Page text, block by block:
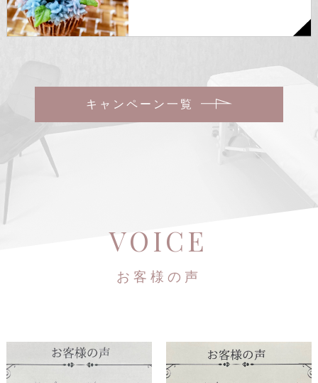
キャンペーン一覧
VOICE
お客様の声